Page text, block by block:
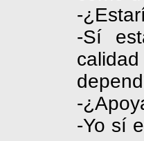
-
-Sí
-
-Yo sí